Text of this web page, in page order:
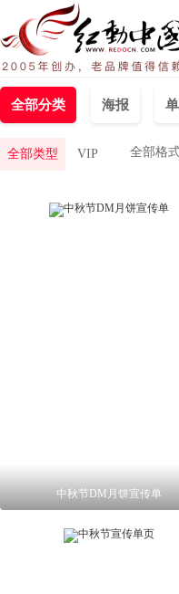
全部分类 海报
全部类型 VIP 全部格
中秋节DM月饼宣传单